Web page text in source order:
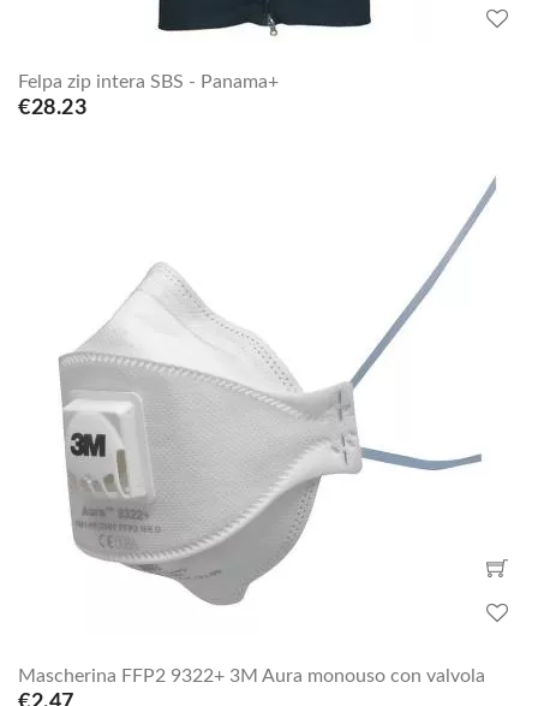
Felpa zip intera SBS - Panama+
€28.23
Mascherina FFP2 9322+ 3M Aura monouso con valvola